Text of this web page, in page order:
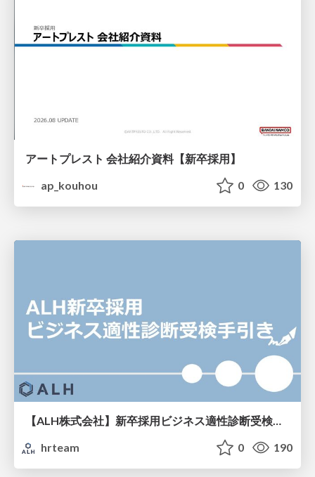
アートプレスト 会社紹介資料【新卒採用】
ap_kouhou
0 130
hrteam
0 190